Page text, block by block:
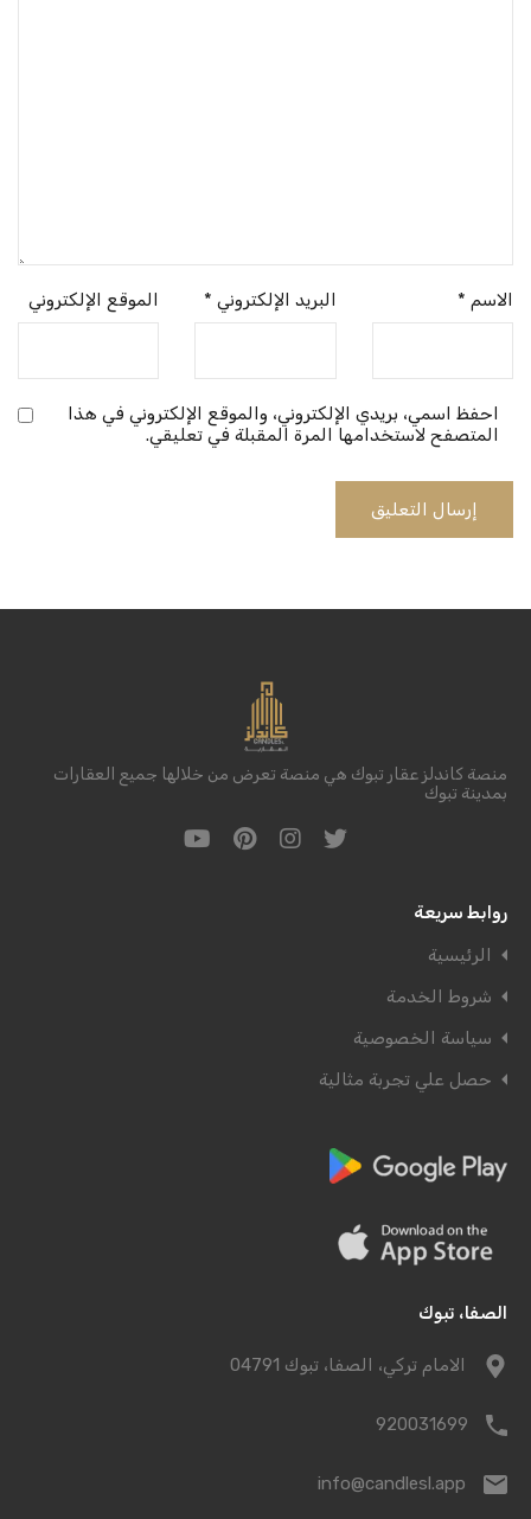
الاسم * البريد الإلكتروني * الموقع الإلكتروني
احفظ اسمي، بريدي الإلكتروني، والموقع الإلكتروني في هذا
المتصفح لاستخدامها المرة المقبلة في تعليقي.
منصة كاندلز عقار تبوك هي منصة تعرض من خلالها جميع العقارات
بمدينة تبوك
روابط سريعة
الرئيسية
شروط الخدمة
سياسة الخصوصية
حصل علي تجربة مثالية
الصفا، تبوك
الامام تركي، الصفا، تبوك 04791
920031699
info@candlesl.app